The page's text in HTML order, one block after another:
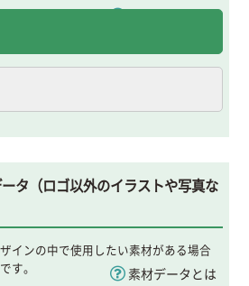
タ（ロゴ以外のイラストや写真な
インの中で使用したい素材がある場合
す。
素材データとは